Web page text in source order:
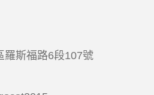
羅斯福路6段107號